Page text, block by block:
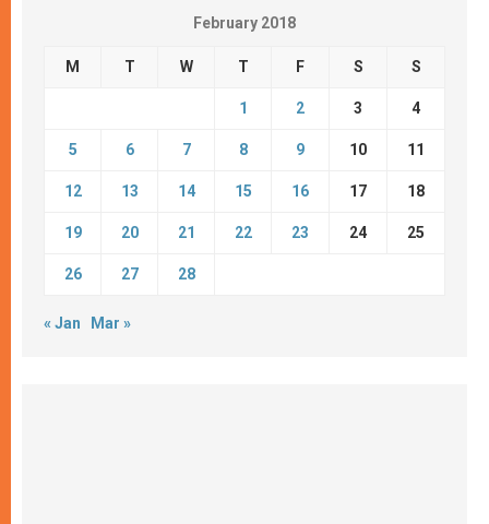
February 2018
M T W T F S S
1 2 3 4
5 6 7 8 9 10 11
12 13 14 15 16 17 18
19 20 21 22 23 24 25
26 27 28
« Jan Mar »